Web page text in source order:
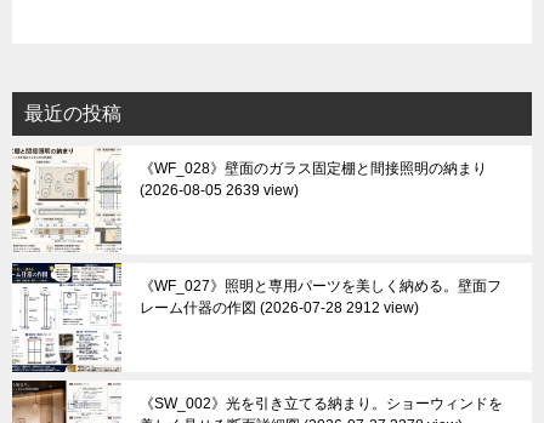
最近の投稿
《WF_028》壁面のガラス固定棚と間接照明の納まり
2026-08-05 2639 view
《WF_027》照明と専用パーツを美しく納める。壁面フ
レーム什器の作図
2026-07-28 2912 view
《SW_002》光を引き立てる納まり。ショーウィンドを